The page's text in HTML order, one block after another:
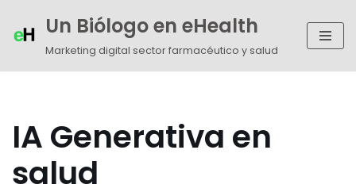
Saltar
Un Biólogo en eHealth
Marketing digital sector farmacéutico y salud
IA Generativa en
salud